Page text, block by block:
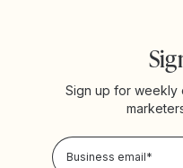
Sign up for weekly